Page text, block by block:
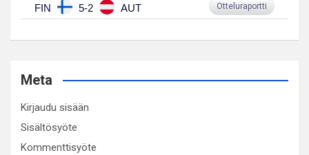
FIN 5-2 AUT Otteluraportti
Meta
Kirjaudu sisään
Sisältösyöte
Kommenttisyöte